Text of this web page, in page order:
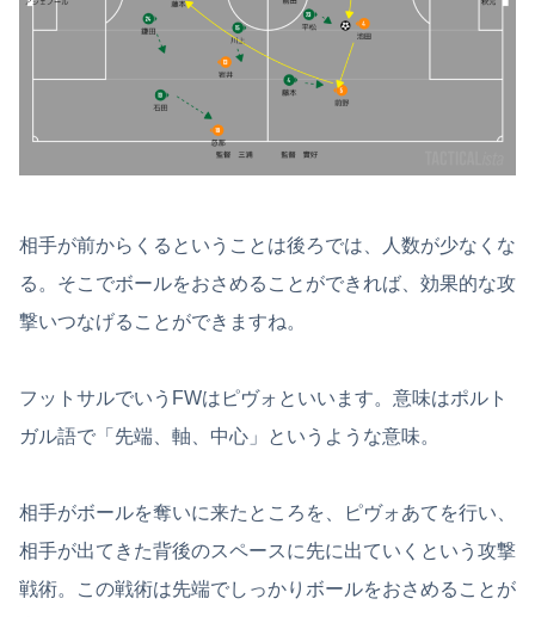
相手が前からくるということは後ろでは、人数が少なくな
る。そこでボールをおさめることができれば、効果的な攻
撃いつなげることができますね。
フットサルでいうFWはピヴォといいます。意味はポルト
ガル語で「先端、軸、中心」というような意味。
相手がボールを奪いに来たところを、ピヴォあてを行い、
相手が出てきた背後のスペースに先に出ていくという攻撃
戦術。この戦術は先端でしっかりボールをおさめることが